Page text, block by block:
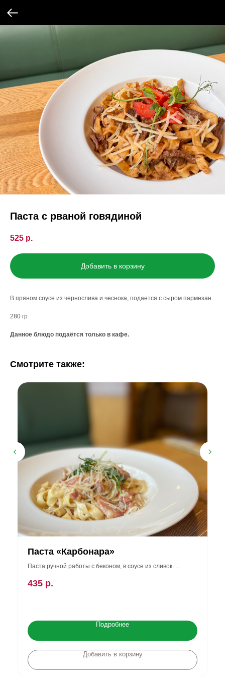
Паста с рваной говядиной
525 р.
Добавить в корзину
В пряном соусе из чернослива и чеснока, подается с сыром пармезан.
280 гр
Данное блюдо подаётся только в кафе.
Смотрите также:
Паста «Карбонара»
Паста ручной работы с беконом, в соусе из сливок.
435 р.
Подробнее
Добавить в корзину